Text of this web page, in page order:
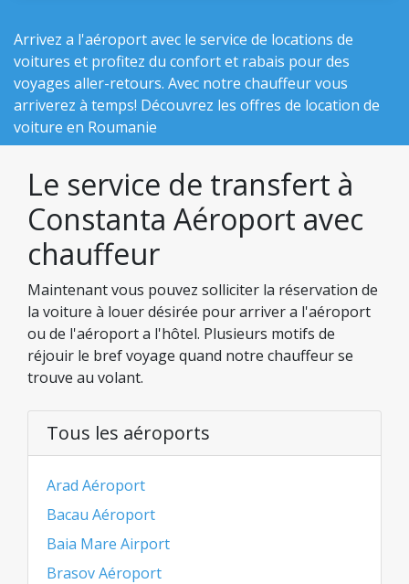
Arrivez a l'aéroport avec le service de locations de
voitures et profitez du confort et rabais pour des
voyages aller-retours. Avec notre chauffeur vous
arriverez à temps! Découvrez les offres de location de
voiture en Roumanie
Le service de transfert à
Constanta Aéroport avec
chauffeur
Maintenant vous pouvez solliciter la réservation de
la voiture à louer désirée pour arriver a l'aéroport
ou de l'aéroport a l'hôtel. Plusieurs motifs de
réjouir le bref voyage quand notre chauffeur se
trouve au volant.
Tous les aéroports
Arad Aéroport
Bacau Aéroport
Baia Mare Airport
Brasov Aéroport